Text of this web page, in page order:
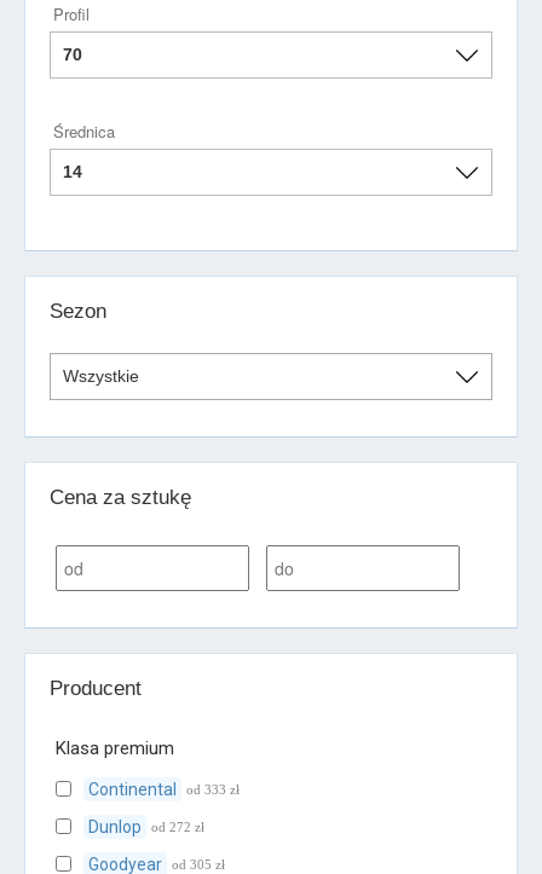
Profil
Średnica
Sezon
Cena za sztukę
Producent
Klasa premium
Continental od 333 zł
Dunlop od 272 zł
Goodyear od 305 zł